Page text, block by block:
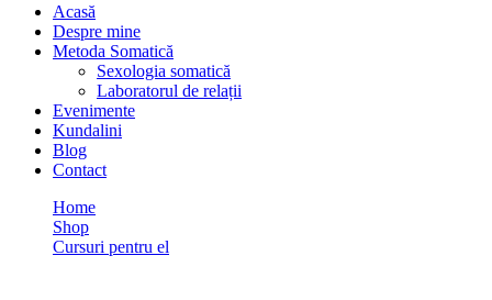
Acasă
Despre mine
Metoda Somatică
Sexologia somatică
Laboratorul de relații
Evenimente
Kundalini
Blog
Contact
Home
Shop
Cursuri pentru el